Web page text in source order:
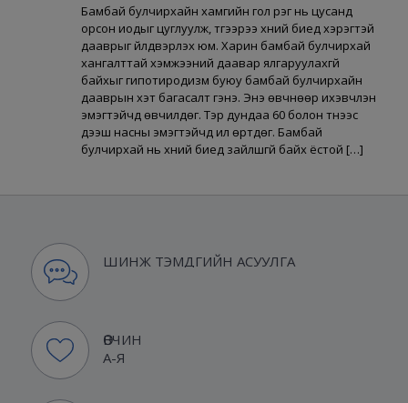
Бамбай булчирхайн хамгийн гол үүрэг нь цусанд
орсон иодыг цуглуулж, түүгээрээ хүний биед хэрэгтэй
дааврыг үйлдвэрлэх юм. Харин бамбай булчирхай
хангалттай хэмжээний даавар ялгаруулахгүй
байхыг гипотиродизм буюу бамбай булчирхайн
дааврын хэт багасалт гэнэ. Энэ өвчнөөр ихэвчлэн
эмэгтэйчүүд өвчилдөг. Тэр дундаа 60 болон түүнээс
дээш насны эмэгтэйчүүд илүү өртдөг. Бамбай
булчирхай нь хүний биед зайлшгүй байх ёстой […]
ШИНЖ ТЭМДГИЙН АСУУЛГА
ӨВЧИН
А-Я